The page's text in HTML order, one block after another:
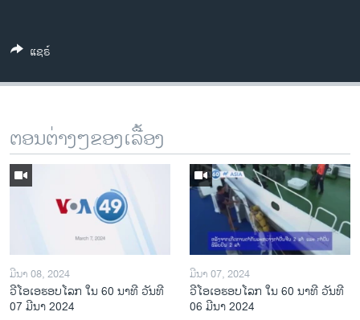
ວີດີໂອ
ລາຍງານ
ພາສາຕ່າງໆ
ແຊຣ໌
ຕອນຕ່າງໆຂອງເລື້ອງ
ມີນາ 08, 2024
ວີໂອເອຮອບໂລກ ໃນ 60 ນາທີ ວັນທີ
07 ມີນາ 2024
ມີນາ 07, 2024
ວີໂອເອຮອບໂລກ ໃນ 60 ນາທີ ວັນທີ
06 ມີນາ 2024